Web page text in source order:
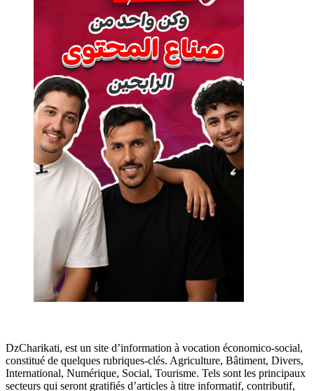
DzCharikati, est un site d’information à vocation économico-social,
constitué de quelques rubriques-clés. Agriculture, Bâtiment, Divers,
International, Numérique, Social, Tourisme. Tels sont les principaux
secteurs qui seront gratifiés d’articles à titre informatif, contributif,